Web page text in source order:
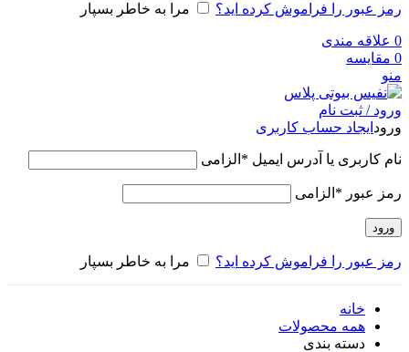
رمز عبور را فراموش کرده اید؟ مرا به خاطر بسپار
0 علاقه مندی
0 مقایسه
منو
ورود / ثبت نام
ورود ایجاد حساب کاربری
نام کاربری یا آدرس ایمیل * الزامی
رمز عبور * الزامی
ورود
رمز عبور را فراموش کرده اید؟ مرا به خاطر بسپار
خانه
همه محصولات
دسته بندی